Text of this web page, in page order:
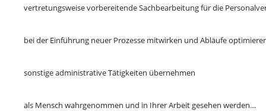
vertretungsweise vorbereitende Sachbearbeitung für die
bei der Einführung neuer Prozesse mitwirken und Abläufe
sonstige administrative Tätigkeiten übernehmen
als Mensch wahrgenommen und in Ihrer Arbeit gesehen werden…